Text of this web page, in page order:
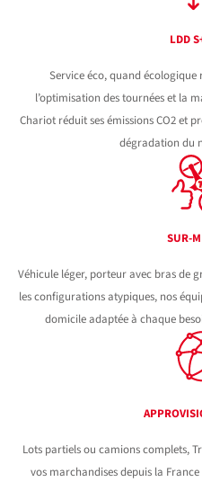
LDD
Service éco, quand
l’optimisation des tournées et la
Chariot réduit ses émissions CO2 et
dégradation du
SUR-
Véhicule léger, porteur avec bras de
les configurations atypiques, nos
domicile adaptée à chaque
Lots partiels ou camions complets,
vos marchandises depuis la